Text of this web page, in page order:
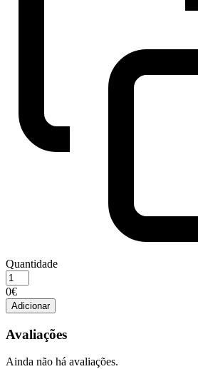
Quantidade
Quantidade
de
ROYAL
CANIN
FHN
KITTEN
0€
Adicionar
Avaliações
Ainda não há avaliações.